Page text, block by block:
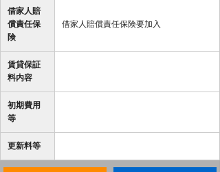
借家人賠
償責任保
険
借家人賠償責任保険要加入
賃貸保証
料内容
初期費用
等
更新料等